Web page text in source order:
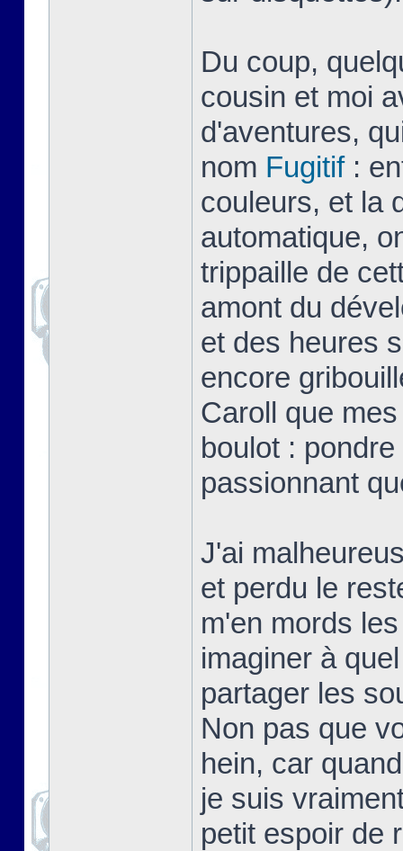
Du coup,
cousin et moi
d'aventures,
nom Fugitif:
couleurs, et la
automatique,
trippaille de
amont du
et des heures
encore
Caroll que
boulot :
passionnant
J'ai
et perdu le
m'en mords
imaginer à
partager les
Non pas que
hein, car
je suis
petit espoir de